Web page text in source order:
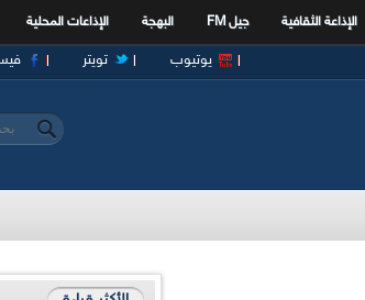
الإذاعة الثقافية جيل FM البهجة الإذاعات المحلية
تويتر يوتيوب
‏بحث ‏